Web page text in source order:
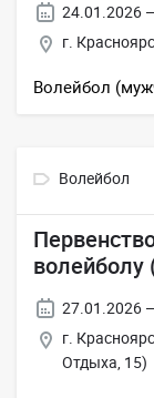
24.01.2026
г.
Волейбол
Волейбол
27.01.2026
г.
Отдыха, 15)